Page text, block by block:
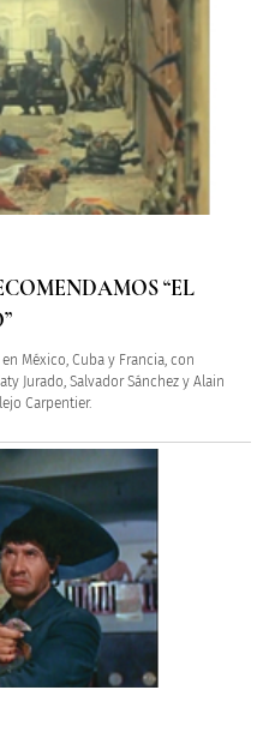
“EL
México, Cuba y Francia, con
Jurado, Salvador Sánchez y Alain
Carpentier.